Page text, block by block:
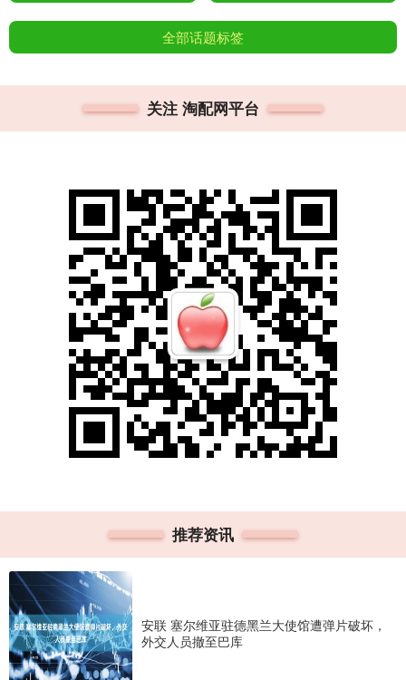
全部话题标签
关注 淘配网平台
推荐资讯
安联 塞尔维亚驻德黑兰大使馆遭弹片破坏，
外交人员撤至巴库